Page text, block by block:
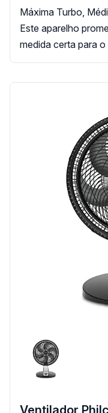
Máxima Turbo,
Este aparelho
medida certa para
Ventilador